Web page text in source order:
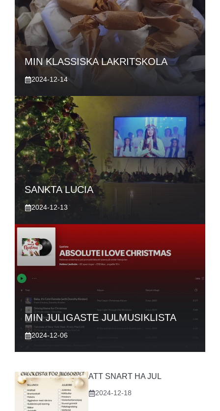
MIN KLASSISKA LAKRITSKOLA
2024-12-14
SANKTA LUCIA
2024-12-13
MIN JULIGASTE JULMUSIKLISTA
2024-12-06
ATT SNART HA JUL
2024-12-18